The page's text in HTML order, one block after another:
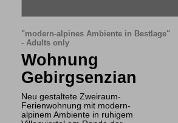
"modern-alpines Ambiente in Bestlage"
- Adults only
Wohnung
Gebirgsenzian
Neu gestaltete Zweiraum-
Ferienwohnung mit modern-
alpinem Ambiente in ruhigem